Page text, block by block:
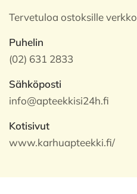
Tervetuloa ostoksille
Puhelin
(02) 631 2833
Sähköposti
info@apteekkisi24h.fi
Kotisivut
www.karhuapteekki.fi/